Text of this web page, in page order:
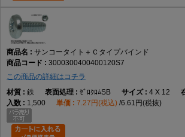
サンコータイト＋Ｃタイプバインド
3000300400400120S7
この商品の詳細はコチラ
鉄
ｾﾞﾛｸﾛﾑSB 4 X 12
1,500
7.27円(税込) 6.61円(税抜)